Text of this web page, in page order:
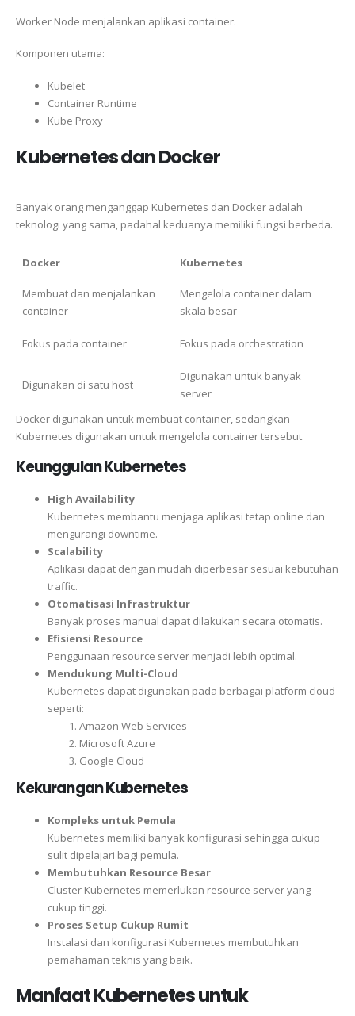
Worker Node menjalankan aplikasi container.
Komponen utama:
Kubelet
Container Runtime
Kube Proxy
Kubernetes dan Docker
Banyak orang menganggap Kubernetes dan Docker adalah
teknologi yang sama, padahal keduanya memiliki fungsi berbeda.
Docker Kubernetes
Membuat dan menjalankan
container
Mengelola container dalam
skala besar
Fokus pada container Fokus pada orchestration
Digunakan di satu host
Digunakan untuk banyak
server
Docker digunakan untuk membuat container, sedangkan
Kubernetes digunakan untuk mengelola container tersebut.
Keunggulan Kubernetes
High Availability
Kubernetes membantu menjaga aplikasi tetap online dan
mengurangi downtime.
Scalability
Aplikasi dapat dengan mudah diperbesar sesuai kebutuhan
traffic.
Otomatisasi Infrastruktur
Banyak proses manual dapat dilakukan secara otomatis.
Efisiensi Resource
Penggunaan resource server menjadi lebih optimal.
Mendukung Multi-Cloud
Kubernetes dapat digunakan pada berbagai platform cloud
seperti:
Amazon Web Services
Microsoft Azure
Google Cloud
Kekurangan Kubernetes
Kompleks untuk Pemula
Kubernetes memiliki banyak konfigurasi sehingga cukup
sulit dipelajari bagi pemula.
Membutuhkan Resource Besar
Cluster Kubernetes memerlukan resource server yang
cukup tinggi.
Proses Setup Cukup Rumit
Instalasi dan konfigurasi Kubernetes membutuhkan
pemahaman teknis yang baik.
Manfaat Kubernetes untuk